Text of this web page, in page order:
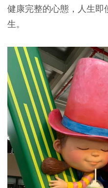
健康完整的心態，人生
生。